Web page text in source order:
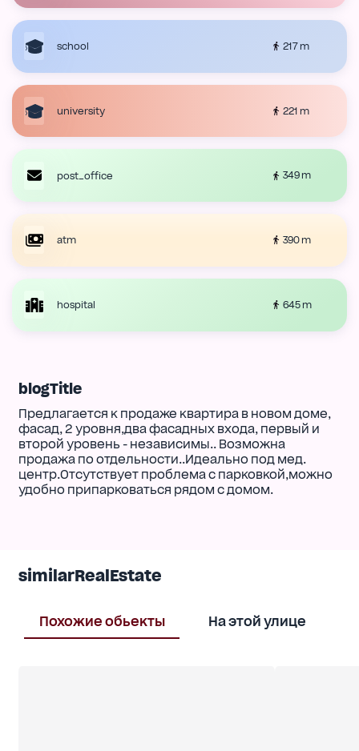
school 217 m
university 221 m
post_office 349 m
atm 390 m
hospital 645 m
blogTitle
Предлагается к продаже квартира в новом доме,
фасад, 2 уровня,два фасадных входа, первый и
второй уровень - независимы.. Возможна
продажа по отдельности..Идеально под мед.
центр.Отсутствует проблема с парковкой,можно
удобно припарковаться рядом с домом.
similarRealEstate
Похожие обьекты На этой улице